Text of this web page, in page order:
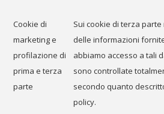
Cookie di
marketing e
profilazione di
prima e terza
parte
Sui cookie di terza
delle informazioni
abbiamo accesso a tali
sono controllate
secondo quanto
policy.